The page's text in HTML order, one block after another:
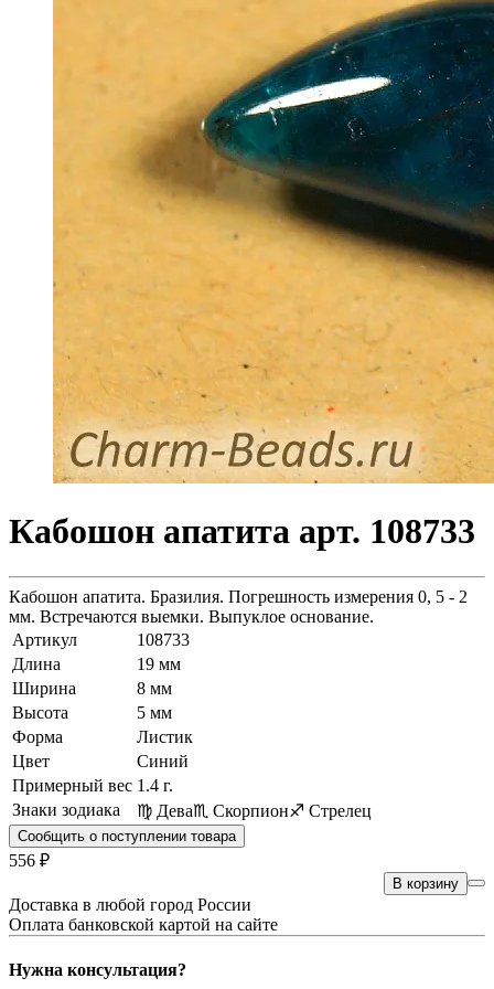
Кабошон апатита арт. 108733
Кабошон апатита. Бразилия. Погрешность измерения 0, 5 - 2
мм. Встречаются выемки. Выпуклое основание.
Артикул
108733
Длина
19 мм
Ширина
8 мм
Высота
5 мм
Форма
Листик
Цвет
Синий
Примерный вес 1.4 г.
Знаки зодиака
♍ Дева♏ Скорпион♐ Стрелец
Сообщить о поступлении товара
556 ₽
В корзину
Доставка в любой город России
Оплата банковской картой на сайте
Нужна консультация?